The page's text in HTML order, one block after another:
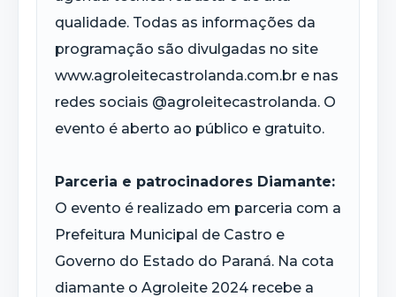
qualidade. Todas as informações da
programação são divulgadas no site
www.agroleitecastrolanda.com.br e nas
redes sociais @agroleitecastrolanda. O
evento é aberto ao público e gratuito.
Parceria e patrocinadores Diamante:
O evento é realizado em parceria com a
Prefeitura Municipal de Castro e
Governo do Estado do Paraná. Na cota
diamante o Agroleite 2024 recebe a